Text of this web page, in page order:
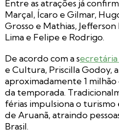
Entre as atrações já
Marçal, Ícaro e Gilmar,
Grosso e Mathias,
Lima e Felipe e Rodrigo.
De acordo com a s
e Cultura, Priscilla Godoy,
aproximadamente 1
da temporada.
férias impulsiona o
de Aruanã, atraindo
Brasil.